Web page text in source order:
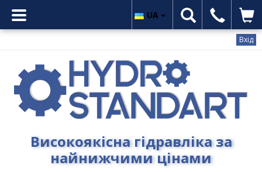
Вхід
Гідростандарт
Високоякісна
гідравліка
цінамиВисокоякісна гідравліка за
найнижчими цінами
UA